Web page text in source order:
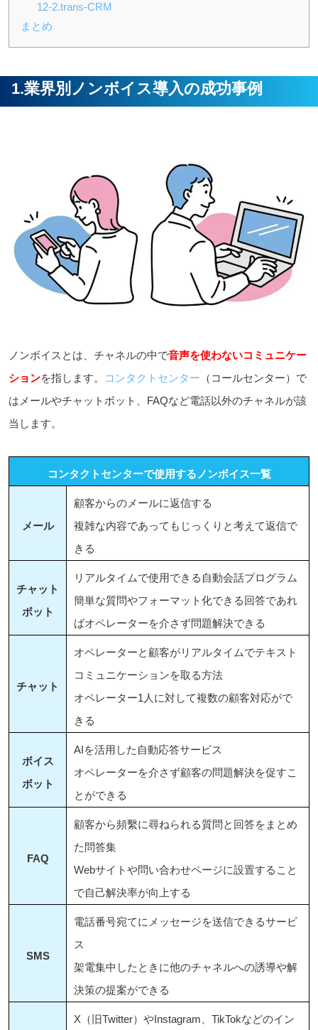
12-2.trans-CRM
まとめ
1.業界別ノンボイス導入の成功事例
ノンボイスとは、チャネルの中で音声を使わないコミュニケー
ションを指します。 コンタクトセンター （コールセンター）で
はメールやチャットボット、FAQなど電話以外のチャネルが該
当します。
コンタクトセンターで使用するノンボイス一覧
メール
顧客からのメールに返信する
複雑な内容であってもじっくりと考えて返信で
きる
チャット
ボット
リアルタイムで使用できる自動会話プログラム
簡単な質問やフォーマット化できる回答であれ
ばオペレーターを介さず問題解決できる
チャット
オペレーターと顧客がリアルタイムでテキスト
コミュニケーションを取る方法
オペレーター1人に対して複数の顧客対応がで
きる
ボイス
ボット
AIを活用した自動応答サービス
オペレーターを介さず顧客の問題解決を促すこ
とができる
FAQ
顧客から頻繫に尋ねられる質問と回答をまとめ
た問答集
Webサイトや問い合わせページに設置すること
で自己解決率が向上する
SMS
電話番号宛てにメッセージを送信できるサービ
ス
架電集中したときに他のチャネルへの誘導や解
決策の提案ができる
X（旧Twitter）やInstagram、 TikTokなどのイン